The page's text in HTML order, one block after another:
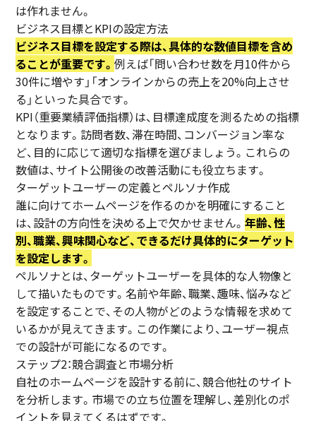
は作れません。
ビジネス目標とKPIの設定方法
ビジネス目標を設定する際は、具体的な数値目標を含め
ることが重要です。例えば「問い合わせ数を月10件から
30件に増やす」「オンラインからの売上を20%向上させ
る」といった具合です。
KPI（重要業績評価指標）は、目標達成度を測るための指標
となります。訪問者数、滞在時間、コンバージョン率な
ど、目的に応じて適切な指標を選びましょう。これらの
数値は、サイト公開後の改善活動にも役立ちます。
ターゲットユーザーの定義とペルソナ作成
誰に向けてホームページを作るのかを明確にすること
は、設計の方向性を決める上で欠かせません。年齢、性
別、職業、興味関心など、できるだけ具体的にターゲット
を設定します。
ペルソナとは、ターゲットユーザーを具体的な人物像と
して描いたものです。名前や年齢、職業、趣味、悩みなど
を設定することで、その人物がどのような情報を求めて
いるかが見えてきます。この作業により、ユーザー視点
での設計が可能になるのです。
ステップ2：競合調査と市場分析
自社のホームページを設計する前に、競合他社のサイト
を分析します。市場での立ち位置を理解し、差別化のポ
イントを見えてくるはずです。